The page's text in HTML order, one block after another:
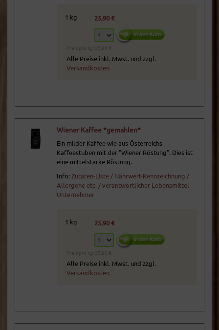
1 kg 25,90 €
Preis pro kg: 25,90 €
Alle Preise inkl. Mwst. und zzgl.
Versandkosten
Wiener Kaffee *gemahlen*
Ein milder Kaffee wie aus Österreichs
Kaffeestuben mit der "Wiener Röstung". Dies ist
eine mittelstarke Röstung.
Info: Zutaten-Liste / Nährwert-Kennzeichnung /
Allergene etc. / verantwortlicher Lebensmittel-
Unternehmer
1 kg 25,90 €
Preis pro kg: 25,90 €
Alle Preise inkl. Mwst. und zzgl.
Versandkosten